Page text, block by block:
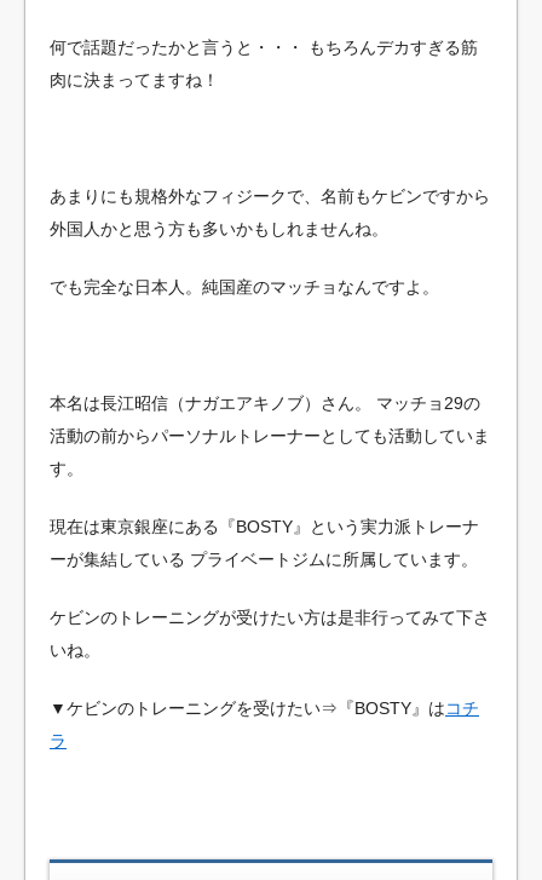
何で話題だったかと言うと・・・
もちろんデカすぎる筋
肉に決まってますね！
あまりにも規格外なフィジークで、名前もケビンですから
外国人かと思う方も多いかもしれませんね。
でも完全な日本人。純国産のマッチョなんですよ。
本名は長江昭信（ナガエアキノブ）さん。
マッチョ29の
活動の前からパーソナルトレーナーとしても活動していま
す。
現在は東京銀座にある『BOSTY』という実力派トレーナ
ーが集結している プライベートジムに所属しています。
ケビンのトレーニングが受けたい方は是非行ってみて下さ
いね。
▼ケビンのトレーニングを受けたい⇒『BOSTY』はコチ
ラ